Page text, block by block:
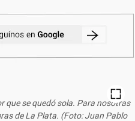
que se quedó sola. Para nosotras
de La Plata. (Foto: Juan Pablo